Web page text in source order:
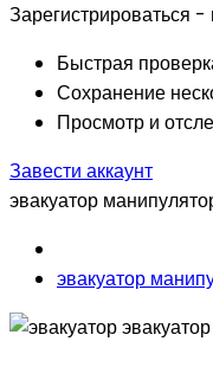
Зарегистрироваться
Быстрая
Сохранение
Просмотр и
Завести аккаунт
эвакуатор
эвакуатор